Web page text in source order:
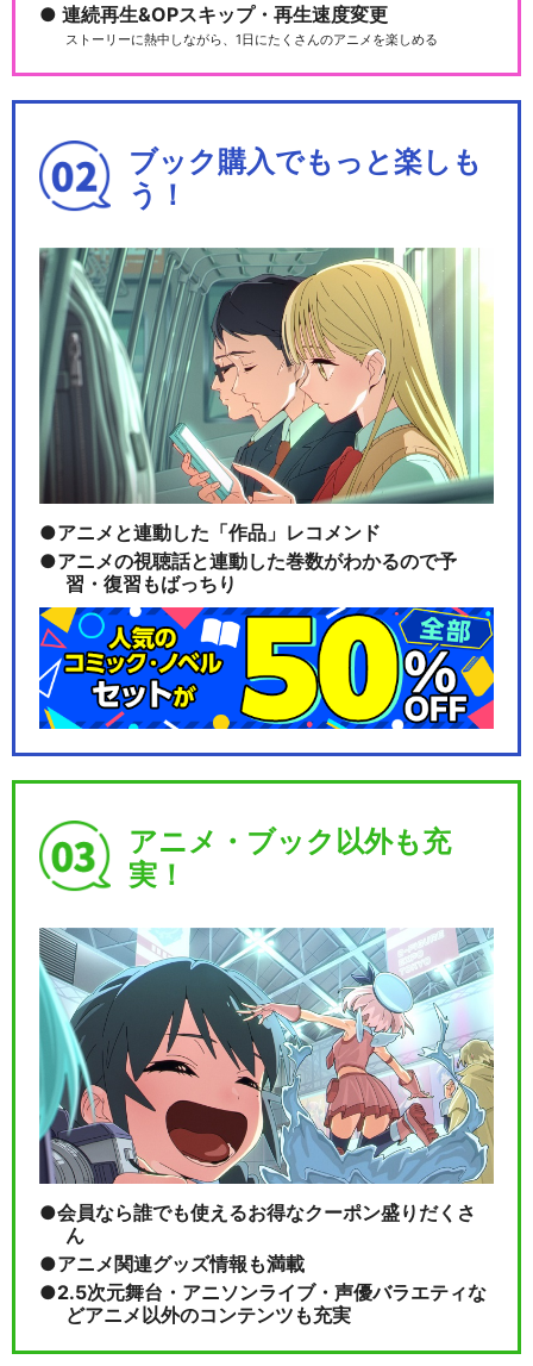
連続再生&OPスキップ・再生速度変更
ストーリーに熱中しながら、1日にたくさんのアニメを楽しめる
ブック購入でもっと楽しも
う！
アニメと連動した「作品」レコメンド
アニメの視聴話と連動した巻数がわかるので予
習・復習もばっちり
アニメ・ブック以外も充
実！
会員なら誰でも使えるお得なクーポン盛りだくさ
ん
アニメ関連グッズ情報も満載
2.5次元舞台・アニソンライブ・声優バラエティな
どアニメ以外のコンテンツも充実